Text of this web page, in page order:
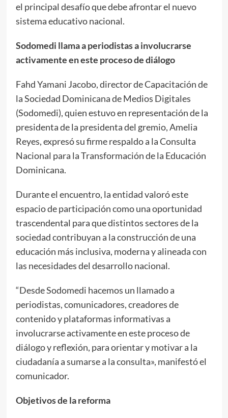
el principal desafío que debe afrontar el nuevo
sistema educativo nacional.
Sodomedi llama a periodistas a involucrarse
activamente en este proceso de diálogo
Fahd Yamani Jacobo, director de Capacitación de
la Sociedad Dominicana de Medios Digitales
(Sodomedi), quien estuvo en representación de la
presidenta de la presidenta del gremio, Amelia
Reyes, expresó su firme respaldo a la Consulta
Nacional para la Transformación de la Educación
Dominicana.
Durante el encuentro, la entidad valoró este
espacio de participación como una oportunidad
trascendental para que distintos sectores de la
sociedad contribuyan a la construcción de una
educación más inclusiva, moderna y alineada con
las necesidades del desarrollo nacional.
“Desde Sodomedi hacemos un llamado a
periodistas, comunicadores, creadores de
contenido y plataformas informativas a
involucrarse activamente en este proceso de
diálogo y reflexión, para orientar y motivar a la
ciudadanía a sumarse a la consulta», manifestó el
comunicador.
Objetivos de la reforma